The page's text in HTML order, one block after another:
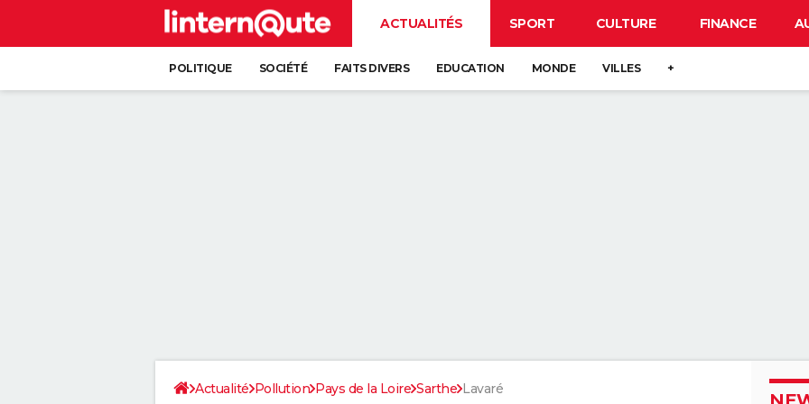
ACTUALITÉS SPORT CULTURE FINANCE
POLITIQUE SOCIÉTÉ FAITS DIVERS EDUCATION MONDE VILLES +
Actualité Pollution Pays de la Loire Sarthe Lavaré